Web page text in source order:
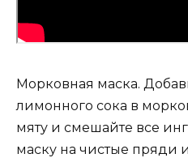
Морковная маска.
лимонного сока в
мяту и смешайте все
маску на чистые пряди